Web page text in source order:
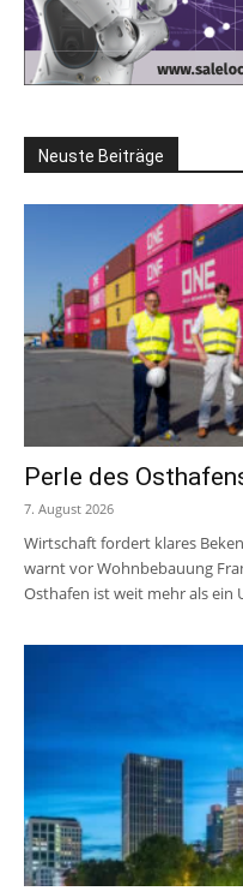
Neuste Beiträge
Perle des
7. August 2026
Wirtschaft fordert klares
warnt vor Wohnbebauung
Osthafen ist weit mehr als ein